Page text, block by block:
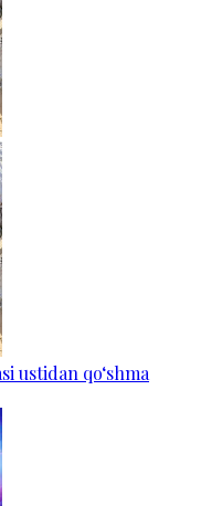
ustidan qo‘shma